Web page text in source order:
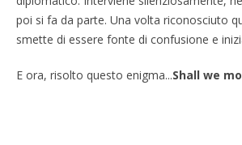
poi si fa da parte. Una volta riconosciuto
smette di essere fonte di confusione e
E ora, risolto questo enigma...Shall we